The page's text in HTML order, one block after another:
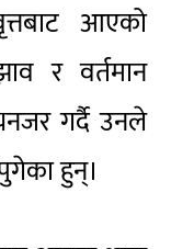
आएको
र वर्तमान
गर्दै उनले
हुन्।